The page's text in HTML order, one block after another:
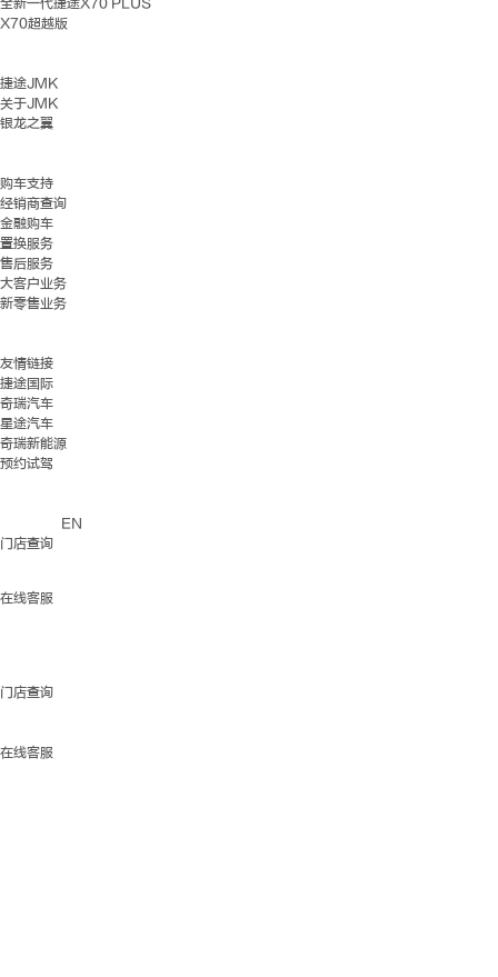
X70超越版
捷途JMK
关于JMK
银龙之翼
购车支持
经销商查询
金融购车
置换服务
售后服务
大客户业务
新零售业务
友情链接
捷途国际
奇瑞汽车
星途汽车
奇瑞新能源
预约试驾
EN
门店查询
在线客服
门店查询
在线客服